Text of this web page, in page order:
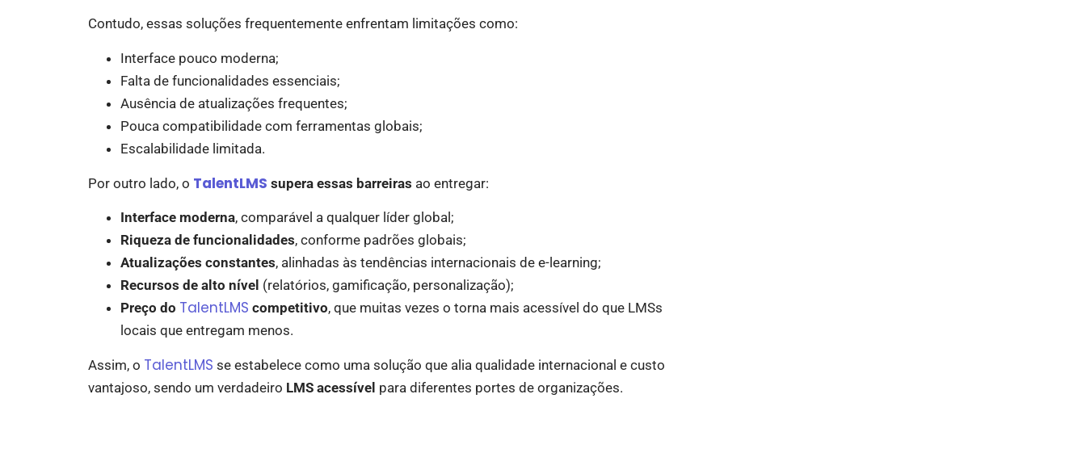
Contudo, essas soluções frequentemente enfrentam limitações como:
Interface pouco moderna;
Falta de funcionalidades essenciais;
Ausência de atualizações frequentes;
Pouca compatibilidade com ferramentas globais;
Escalabilidade limitada.
Por outro lado, o TalentLMS supera essas barreiras ao entregar:
Interface moderna, comparável a qualquer líder global;
Riqueza de funcionalidades, conforme padrões globais;
Atualizações constantes, alinhadas às tendências internacionais de e-learning;
Recursos de alto nível (relatórios, gamificação, personalização);
Preço do TalentLMS competitivo, que muitas vezes o torna mais acessível do que LMSs
locais que entregam menos.
Assim, o TalentLMS se estabelece como uma solução que alia qualidade internacional e custo
vantajoso, sendo um verdadeiro LMS acessível para diferentes portes de organizações.